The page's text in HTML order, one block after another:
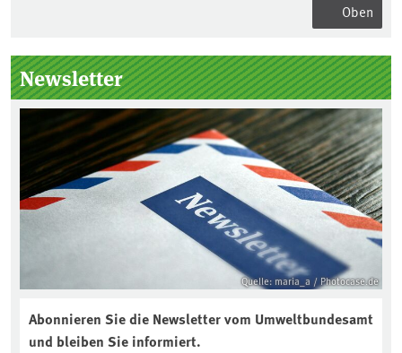
Oben
Seitenleiste
Newsletter
Quelle: maria_a / Photocase.de
Abonnieren Sie die Newsletter vom Umweltbundesamt
und bleiben Sie informiert.